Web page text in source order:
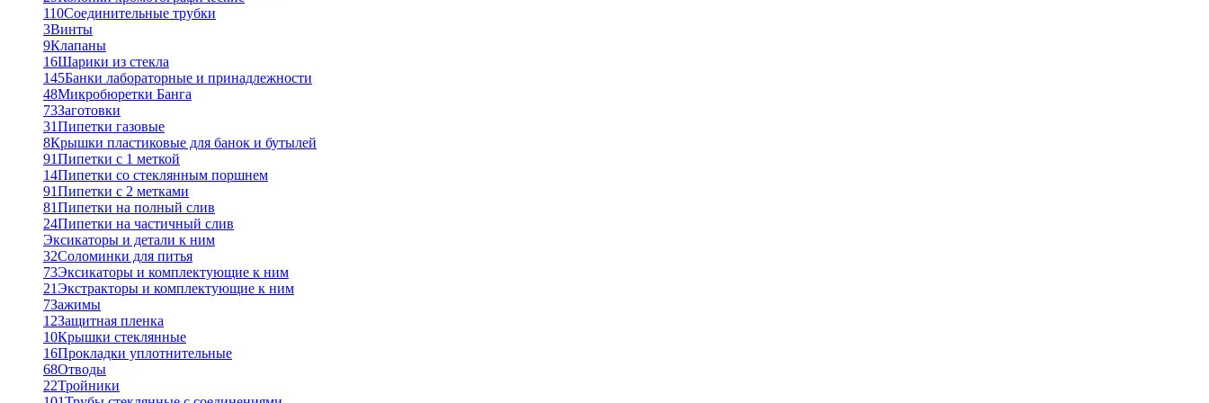
110Соединительные трубки
3Винты
9Клапаны
16Шарики из стекла
145Банки лабораторные и принадлежности
48Микробюретки Банга
73Заготовки
31Пипетки газовые
8Крышки пластиковые для банок и бутылей
91Пипетки с 1 меткой
14Пипетки со стеклянным поршнем
91Пипетки с 2 метками
81Пипетки на полный слив
24Пипетки на частичный слив
Эксикаторы и детали к ним
32Соломинки для питья
73Эксикаторы и комплектующие к ним
21Экстракторы и комплектующие к ним
7Зажимы
12Защитная пленка
10Крышки стеклянные
16Прокладки уплотнительные
68Отводы
22Тройники